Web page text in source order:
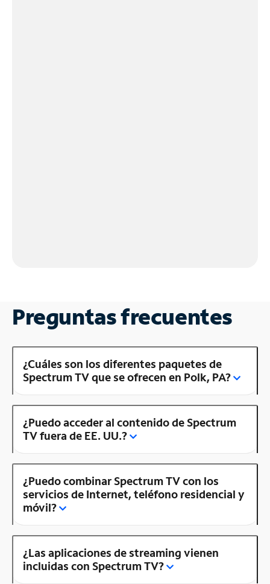
Preguntas frecuentes
¿Cuáles son los diferentes paquetes de
Spectrum TV que se ofrecen en Polk, PA?
¿Puedo acceder al contenido de Spectrum
TV fuera de EE. UU.?
¿Puedo combinar Spectrum TV con los
servicios de Internet, teléfono residencial y
móvil?
¿Las aplicaciones de streaming vienen
incluidas con Spectrum TV?